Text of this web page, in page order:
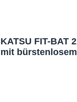
KATSU FIT-BAT
mit